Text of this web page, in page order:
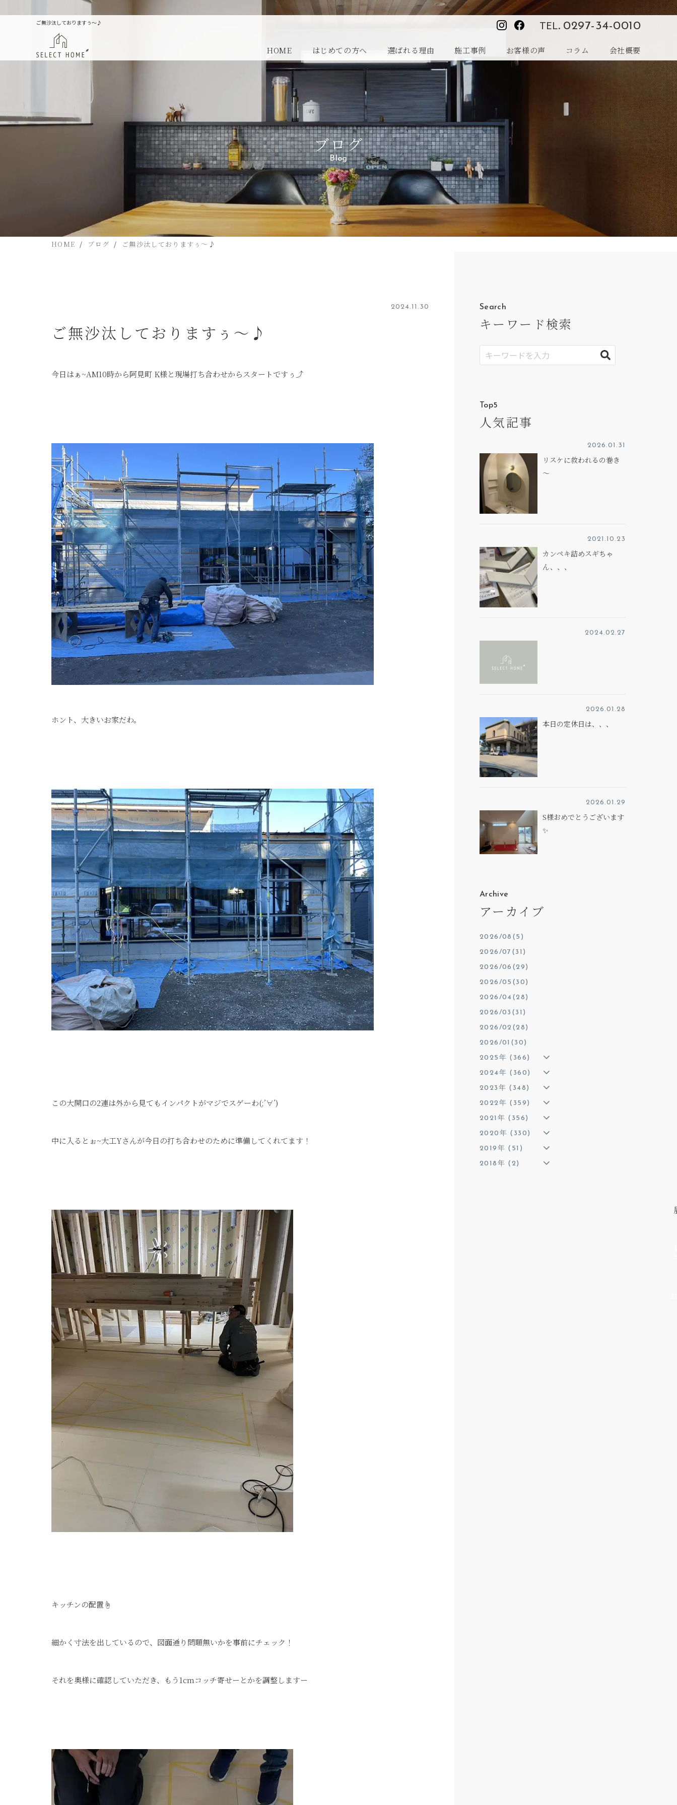
ご無沙汰しておりますぅ～♪ TEL. 0297-34-0010
HOME はじめての方へ 選ばれる理由 施工事例 お客様の声 コラム 会社概要
ブログ
Blog
HOME ブログ ご無沙汰しておりますぅ～♪
2024.11.30
ご無沙汰しておりますぅ～♪
今日はぁ~AM10時から阿見町 K様と現場打ち合わせからスタートですぅ⤴
ホント、大きいお家だわ。
この大開口の2連は外から見てもインパクトがマジでスゲーわ(;’∀’)
中に入るとぉ~大工Yさんが今日の打ち合わせのために準備してくれてます！
キッチンの配置☝
細かく寸法を出しているので、図面通り問題無いかを事前にチェック！
それを奥様に確認していただき、もう1cmコッチ寄せーとかを調整しますー
Search
キーワード検索
Top5
人気記事
2026.01.31
リスケに救われるの巻き
～
2021.10.23
カンペキ詰めスギちゃ
ん、、、
2024.02.27
2026.01.28
本日の定休日は、、、
2026.01.29
S様おめでとうございます
✨
Archive
アーカイブ
2026/08(5)
2026/07(31)
2026/06(29)
2026/05(30)
2026/04(28)
2026/03(31)
2026/02(28)
2026/01(30)
2025年 (366)
2024年 (360)
2023年 (348)
2022年 (359)
2021年 (356)
2020年 (330)
2019年 (51)
2018年 (2)